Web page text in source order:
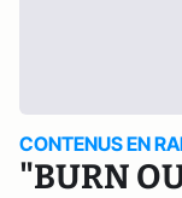
CONTENUS EN
"BURN